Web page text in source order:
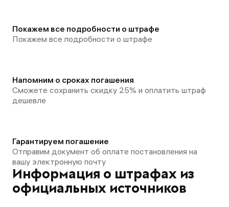
Покажем все подробности о штрафе
Покажем все подробности о штрафе
Напомним о сроках погашения
Сможете сохранить скидку 25% и оплатить штраф
дешевле
Гарантируем погашение
Отправим документ об оплате постановления на
вашу электронную почту
Информация о штрафах из
официальных источников